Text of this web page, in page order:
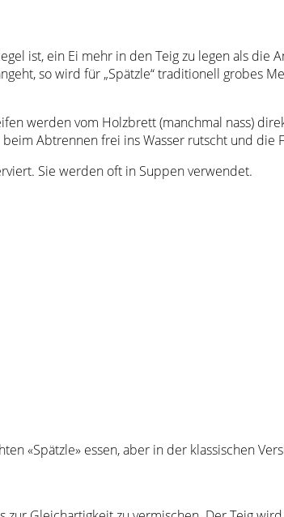
ist, ein Ei mehr in den Teig zu legen als
so wird für „Spätzle“ traditionell grobes
werden vom Holzbrett (manchmal nass)
Abtrennen frei ins Wasser rutscht und
Sie werden oft in Suppen verwendet.
«Spätzle» essen, aber in der klassischen